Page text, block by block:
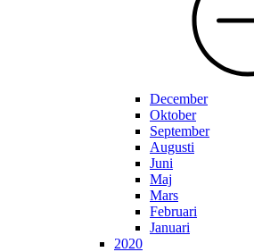
December
Oktober
September
Augusti
Juni
Maj
Mars
Februari
Januari
2020